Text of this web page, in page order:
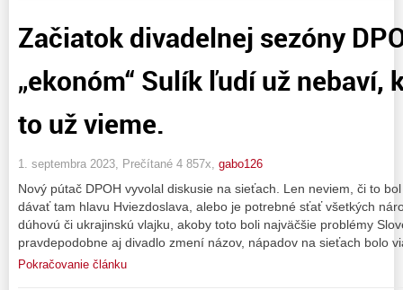
Začiatok divadelnej sezóny
„ekonóm“ Sulík ľudí už nebaví,
to už vieme.
1. septembra 2023, Prečítané 4 857x, gabo126
Nový pútač DPOH vyvolal diskusie na sieťach. Len neviem, či to
dávať tam hlavu Hviezdoslava, alebo je potrebné sťať všetkých
dúhovú či ukrajinskú vlajku, akoby toto boli najväčšie problémy
pravdepodobne aj divadlo zmení názov, nápadov na sieťach bolo
Pokračovanie článku